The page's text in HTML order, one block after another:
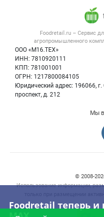
Foodretail теперь и
Foodretail.ru – Сервис
агропромышленного
ООО «М16.ТЕХ»
ИНН: 7810920111
КПП: 781001001
ОГРН: 1217800084105
Юридический адрес: 196066,
проспект, д. 212
Политика
Мы в
©
Использование информации,
только при размещении